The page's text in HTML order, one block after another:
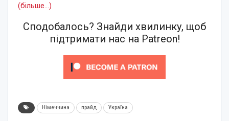
(більше…)
Сподобалось? Знайди хвилинку, щоб
підтримати нас на Patreon!
Німеччина прайд Україна